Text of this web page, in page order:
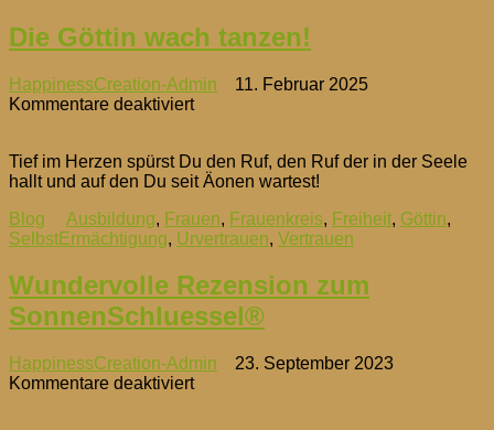
Die Göttin wach tanzen!
HappinessCreation-Admin
11. Februar 2025
Kommentare deaktiviertfür
wach
tanzen!
Tief im Herzen spürst Du den Ruf, den Ruf der in der Seele
hallt und auf den Du seit Äonen wartest!
Blog
Ausbildung, Frauen, Frauenkreis, Freiheit, Göttin,
SelbstErmächtigung, Urvertrauen, Vertrauen
Wundervolle Rezension zum
SonnenSchluessel®
HappinessCreation-Admin
23. September 2023
Kommentare deaktiviertfür